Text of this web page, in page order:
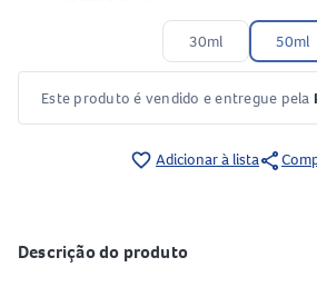
30ml 50ml
Este produto é vendido e entregue pela
favorite_border Adicionar à listashare
Descrição do produto